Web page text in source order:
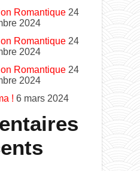
Romantique 24
2024
Romantique 24
2024
Romantique 24
2024
! 6 mars 2024